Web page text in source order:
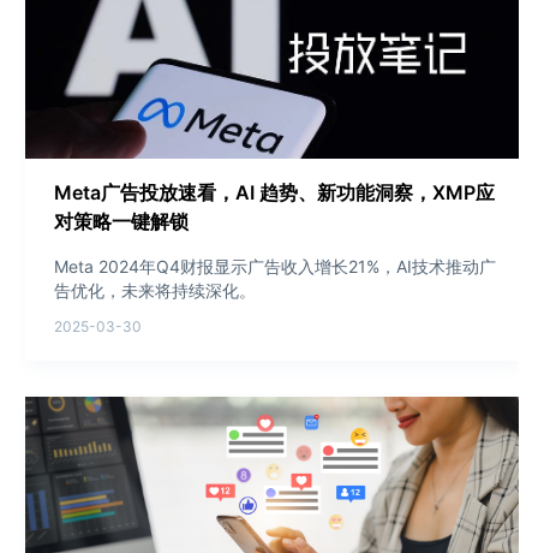
Meta广告投放速看，AI 趋势、新功能洞察，XMP应
对策略一键解锁
Meta 2024年Q4财报显示广告收入增长21%，AI技术推动广
告优化，未来将持续深化。
2025-03-30